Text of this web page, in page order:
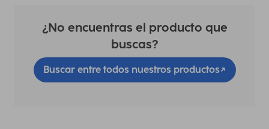
¿No encuentras el producto que
buscas?
Buscar entre todos nuestros productos